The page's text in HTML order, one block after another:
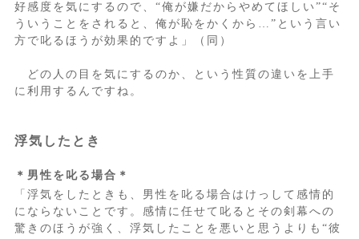
好感度を気にするので、“俺が嫌だからやめてほしい”“そ
ういうことをされると、俺が恥をかくから…”という言い
方で叱るほうが効果的ですよ」（同）
どの人の目を気にするのか、という性質の違いを上手
に利用するんですね。
浮気したとき
＊男性を叱る場合＊
「浮気をしたときも、男性を叱る場合はけっして感情的
にならないことです。感情に任せて叱るとその剣幕への
驚きのほうが強く、浮気したことを悪いと思うよりも“彼